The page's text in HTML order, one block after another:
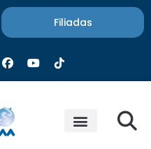
Filiadas